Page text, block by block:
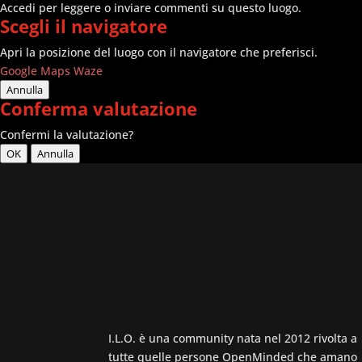
Accedi per leggere o inviare commenti su questo luogo.
Scegli il navigatore
Apri la posizione del luogo con il navigatore che preferisci.
Google Maps Waze
Annulla
Conferma valutazione
Confermi la valutazione?
OK Annulla
I.L.O. è una community nata nel 2012 rivolta a
tutte quelle persone OpenMinded che amano